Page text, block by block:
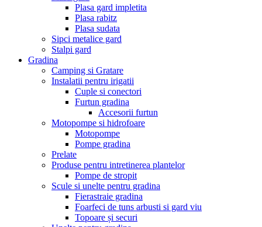
Plasa gard impletita
Plasa rabitz
Plasa sudata
Sipci metalice gard
Stalpi gard
Gradina
Camping si Gratare
Instalatii pentru irigatii
Cuple si conectori
Furtun gradina
Accesorii furtun
Motopompe si hidrofoare
Motopompe
Pompe gradina
Prelate
Produse pentru intretinerea plantelor
Pompe de stropit
Scule si unelte pentru gradina
Fierastraie gradina
Foarfeci de tuns arbusti si gard viu
Topoare și securi